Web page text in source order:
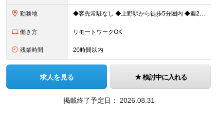
勤務地 ◆客先常駐なし ◆上野駅から徒歩5分圏内 ◆週2回のリモートワーク実施中 ◆転勤なし 上野の各オフィスでの勤務となります。 ￣￣￣￣￣￣￣￣￣￣￣￣￣￣￣￣￣ ＜本社＞ 東京都台東区上野7-2-8
働き方 リモートワークOK
残業時間 20時間以内
求人を見る 検討中に入れる
掲載終了予定日： 2026.08.31